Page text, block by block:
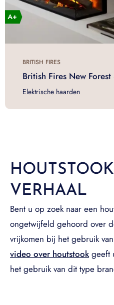
BRITISH FIRES
British Fires New
Elektrische haarden
VERHAAL
Bent u op zoek naar een
ongetwijfeld gehoord over
vrijkomen bij het gebruik
video over houtstook geeft
het gebruik van dit type